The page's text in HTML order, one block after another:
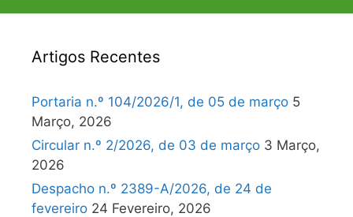
Artigos Recentes
Portaria n.º 104/2026/1, de 05 de março 5
Março, 2026
Circular n.º 2/2026, de 03 de março 3 Março,
2026
Despacho n.º 2389-A/2026, de 24 de
fevereiro 24 Fevereiro, 2026